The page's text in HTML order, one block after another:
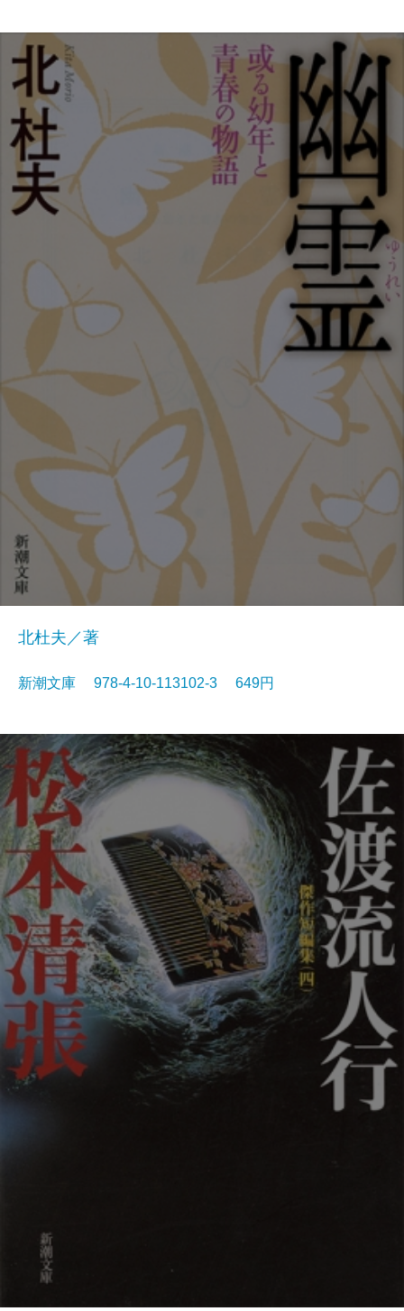
北杜夫／著
新潮文庫 978-4-10-113102-3 649円